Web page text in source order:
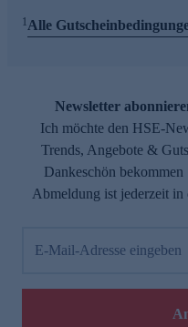
1Alle
Newsletter
Ich möchte den HSE-
Trends, Angebote &
Dankeschön
Abmeldung ist jederzeit
E-Mail-Adresse eingeben